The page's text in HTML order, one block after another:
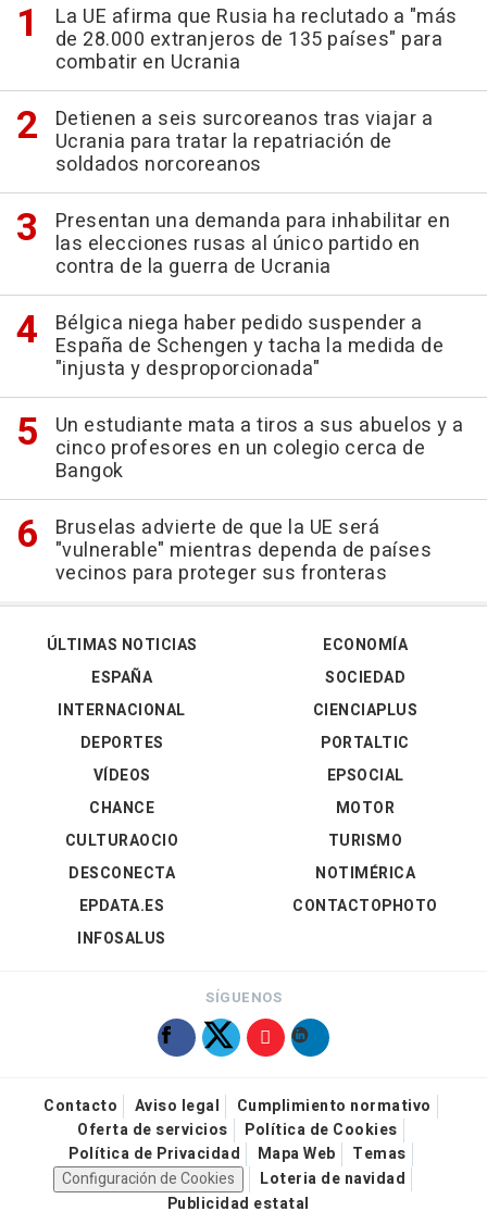
La UE afirma que Rusia ha reclutado a "más
de 28.000 extranjeros de 135 países" para
combatir en Ucrania
Detienen a seis surcoreanos tras viajar a
Ucrania para tratar la repatriación de
soldados norcoreanos
Presentan una demanda para inhabilitar en
las elecciones rusas al único partido en
contra de la guerra de Ucrania
Bélgica niega haber pedido suspender a
España de Schengen y tacha la medida de
"injusta y desproporcionada"
Un estudiante mata a tiros a sus abuelos y a
cinco profesores en un colegio cerca de
Bangok
Bruselas advierte de que la UE será
"vulnerable" mientras dependa de países
vecinos para proteger sus fronteras
ÚLTIMAS NOTICIAS
ESPAÑA
INTERNACIONAL
DEPORTES
VÍDEOS
ECONOMÍA
SOCIEDAD
CIENCIAPLUS
PORTALTIC
EPSOCIAL
CHANCE
CULTURAOCIO
DESCONECTA
EPDATA.ES
INFOSALUS
MOTOR
TURISMO
NOTIMÉRICA
CONTACTOPHOTO
SÍGUENOS
Contacto Aviso legal
Cumplimiento normativo
Oferta de servicios
Política de Cookies
Política de Privacidad
Mapa Web
Temas
Configuración de Cookies
Loteria de navidad
Publicidad estatal